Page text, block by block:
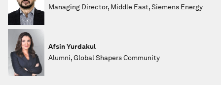
Managing Director, Middle East, Siemens Energy
Afsin Yurdakul
Alumni, Global Shapers Community